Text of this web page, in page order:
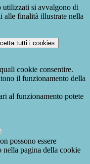
utilizzati si avvalgono di
alle finalità illustrate nella
tutti i cookies
cookie consentire.
il funzionamento della
al funzionamento potete
possono essere
nella pagina della cookie